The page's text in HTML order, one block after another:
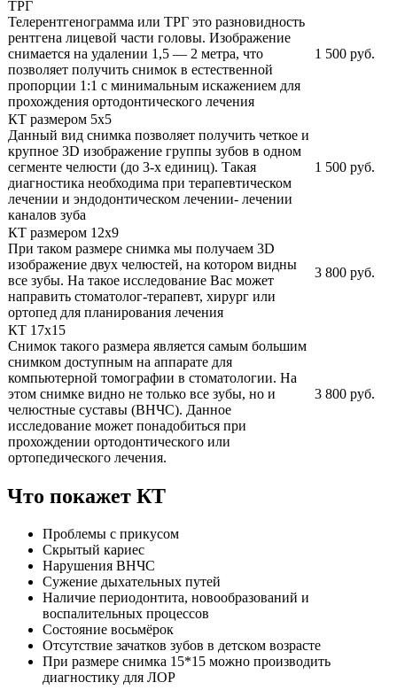
ТРГ
Телерентгенограмма или ТРГ это разновидность
рентгена лицевой части головы. Изображение
снимается на удалении 1,5 — 2 метра, что
позволяет получить снимок в естественной
пропорции 1:1 с минимальным искажением для
прохождения ортодонтического лечения
1 500 руб.
КТ размером 5х5
Данный вид снимка позволяет получить четкое и
крупное 3D изображение группы зубов в одном
сегменте челюсти (до 3-х единиц). Такая
диагностика необходима при терапевтическом
лечении и эндодонтическом лечении- лечении
каналов зуба
1 500 руб.
КТ размером 12х9
При таком размере снимка мы получаем 3D
изображение двух челюстей, на котором видны
все зубы. На такое исследование Вас может
направить стоматолог-терапевт, хирург или
ортопед для планирования лечения
3 800 руб.
КТ 17х15
Снимок такого размера является самым большим
снимком доступным на аппарате для
компьютерной томографии в стоматологии. На
этом снимке видно не только все зубы, но и
челюстные суставы (ВНЧС). Данное
исследование может понадобиться при
прохождении ортодонтического или
ортопедического лечения.
3 800 руб.
Что покажет КТ
Проблемы с прикусом
Скрытый кариес
Нарушения ВНЧС
Сужение дыхательных путей
Наличие периодонтита, новообразований и
воспалительных процессов
Состояние восьмёрок
Отсутствие зачатков зубов в детском возрасте
При размере снимка 15*15 можно производить
диагностику для ЛОР